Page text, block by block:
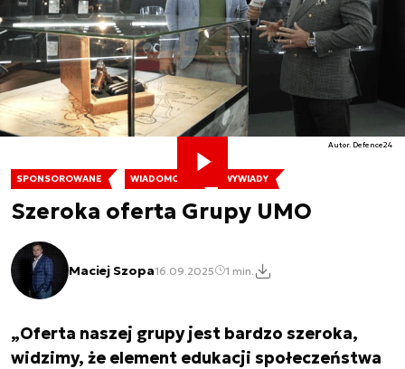
SPONSOROWANE WIADOMOŚCI WYWIADY
Szeroka oferta Grupy UMO
Maciej Szopa16.09.2025 1 min.
Autor. Defence24
„Oferta naszej grupy jest bardzo szeroka,
widzimy, że element edukacji społeczeństwa